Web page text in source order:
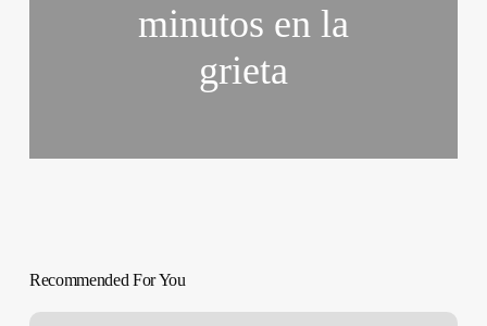
minutos en la
grieta
Recommended For You